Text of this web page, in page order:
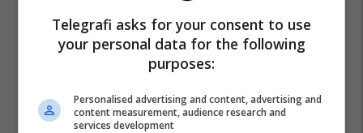
Telegrafi asks for your consent to use
your personal data for the following
purposes:
Personalised advertising and content, advertising and
content measurement, audience research and
services development